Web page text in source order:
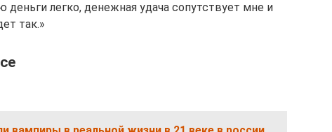
деньги легко, денежная удача сопутствует мне и
так.»